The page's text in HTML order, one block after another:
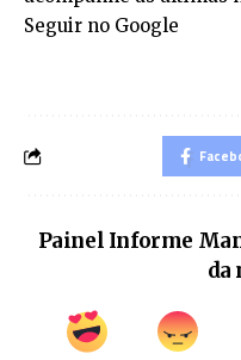
Seguir no Google
Painel Informe
da